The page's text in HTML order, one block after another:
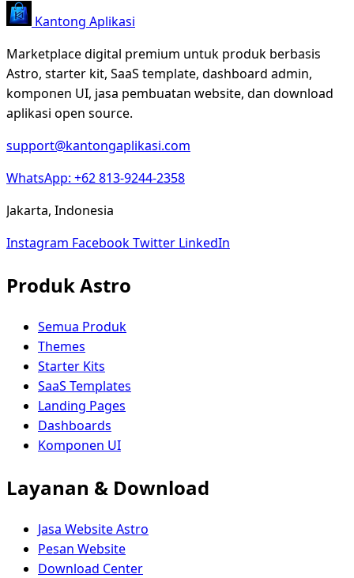
Kantong Aplikasi
Marketplace digital premium untuk produk berbasis
Astro, starter kit, SaaS template, dashboard admin,
komponen UI, jasa pembuatan website, dan download
aplikasi open source.
support@kantongaplikasi.com
WhatsApp: +62 813-9244-2358
Jakarta, Indonesia
Instagram FacebookTwitter LinkedIn
Produk Astro
Semua Produk
Themes
Starter Kits
SaaS Templates
Landing Pages
Dashboards
Komponen UI
Layanan & Download
Jasa Website Astro
Pesan Website
Download Center